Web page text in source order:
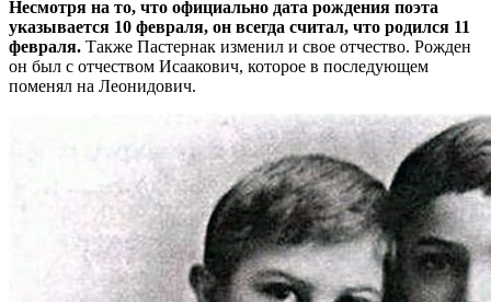
Несмотря на то, что официально дата рождения поэта
указывается 10 февраля, он всегда считал, что родился 11
февраля. Также Пастернак изменил и свое отчество. Рожден
он был с отчеством Исаакович, которое в последующем
поменял на Леонидович.